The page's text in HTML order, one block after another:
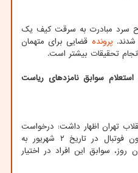
سرد مبادرت به سرقت کیف یک
شدند. پرونده قضایی برای متهمان
تحقیقات بیشتر است.
سوابق نامزدهای ریاست
تهران اظهار داشت: درخواست
استعلام سوابق نامزدهای فدراسیون فوتبال در تاریخ ۲ شهریور به
سوابق این افراد در اختیار